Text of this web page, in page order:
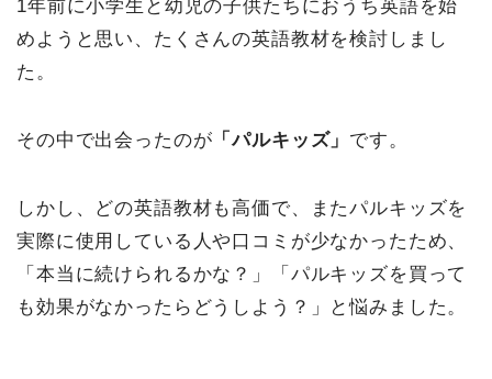
1年前に小学生と幼児の子供たちにおうち英語を始
めようと思い、たくさんの英語教材を検討しまし
た。
その中で出会ったのが 「パルキッズ」 です。
しかし、どの英語教材も高価で、またパルキッズを
実際に使用している人や口コミが少なかったため、
「本当に続けられるかな？」「パルキッズを買って
も効果がなかったらどうしよう？」と悩みました。